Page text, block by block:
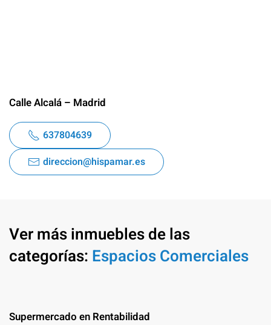
Calle Alcalá – Madrid
637804639
direccion@hispamar.es
Ver más inmuebles de las
categorías: Espacios Comerciales
Supermercado en Rentabilidad